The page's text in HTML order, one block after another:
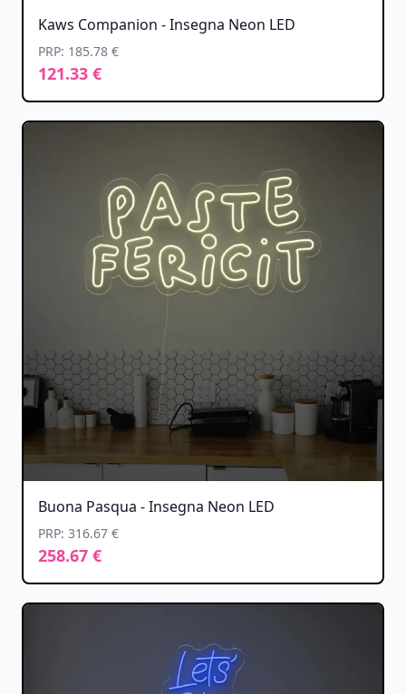
Kaws Companion - Insegna Neon LED
PRP: 185.78 €
121.33 €
Buona Pasqua - Insegna Neon LED
PRP: 316.67 €
258.67 €